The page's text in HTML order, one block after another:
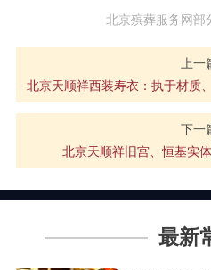
北京殡葬服务网部
上一
下一
北京天顺祥旧宫、恒基实
最新